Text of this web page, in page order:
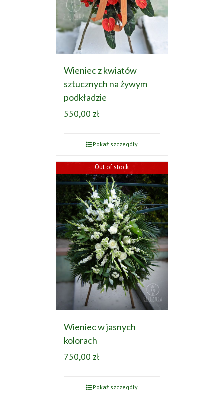
Wieniec z kwiatów
sztucznych na żywym
podkładzie
550,00 zł
Pokaż szczegóły
Out of stock
Wieniec w jasnych
kolorach
750,00 zł
Pokaż szczegóły